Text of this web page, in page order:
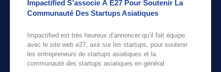
Impactified S’associe À E27 Pour Soutenir La
Communauté Des Startups Asiatiques
Impactified est très heureux d’annoncer qu’il fait équipe
avec le site web e27, axé sur les startups, pour soutenir
les entrepreneurs de startups asiatiques et la
communauté des startups asiatiques en général.